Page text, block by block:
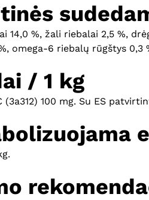
14,0 %, žali riebalai 2,5 %,
omega-6 riebalų rūgštys 0,3
/ 1 kg
(3a312) 100 mg. Su ES